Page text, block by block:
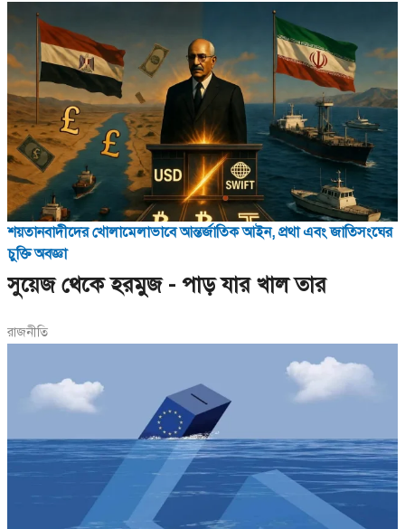
শয়তানবাদীদের খোলামেলাভাবে আন্তর্জাতিক আইন, প্রথা এবং জাতিসংঘের
চুক্তি অবজ্ঞা
সুয়েজ থেকে হরমুজ - পাড় যার খাল তার
রাজনীতি